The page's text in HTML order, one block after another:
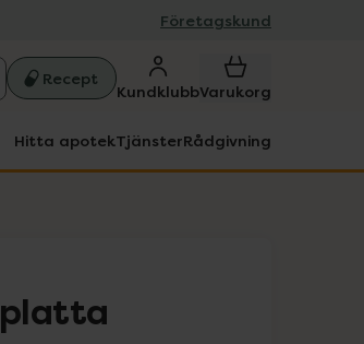
Företagskund
Recept
KundklubbVarukorg
Hitta apotekTjänsterRådgivning
platta